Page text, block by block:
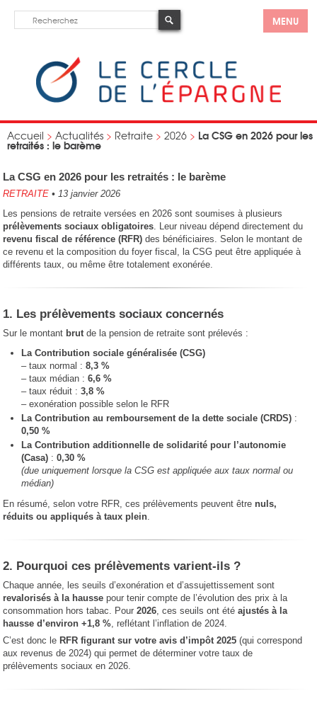
MENU
Accueil > Actualités > Retraite > 2026 > La CSG en 2026 pour les
retraités : le barème
La CSG en 2026 pour les retraités : le barème
RETRAITE • 13 janvier 2026
Les pensions de retraite versées en 2026 sont soumises à plusieurs
prélèvements sociaux obligatoires. Leur niveau dépend directement du
revenu fiscal de référence (RFR) des bénéficiaires. Selon le montant de
ce revenu et la composition du foyer fiscal, la CSG peut être appliquée à
différents taux, ou même être totalement exonérée.
1. Les prélèvements sociaux concernés
Sur le montant brutde la pension de retraite sont prélevés :
La Contribution sociale généralisée (CSG)
– taux normal :8,3 %
– taux médian :6,6 %
– taux réduit :3,8 %
– exonération possible selon le RFR
La Contribution au remboursement de la dette sociale (CRDS) :
0,50 %
La Contribution additionnelle de solidarité pour l’autonomie
(Casa) :0,30 %
(due uniquement lorsque la CSG est appliquée aux taux normal ou
médian)
En résumé, selon votre RFR, ces prélèvements peuvent être nuls,
réduits ou appliqués à taux plein.
2. Pourquoi ces prélèvements varient-ils ?
Chaque année, les seuils d’exonération et d’assujettissement sont
revalorisés à la hausse pour tenir compte de l’évolution des prix à la
consommation hors tabac. Pour2026, ces seuils ont étéajustés à la
hausse d’environ +1,8 %, reflétant l’inflation de 2024.
C’est donc le RFR figurant sur votre avis d’impôt 2025 (qui correspond
aux revenus de 2024) qui permet de déterminer votre taux de
prélèvements sociaux en 2026.